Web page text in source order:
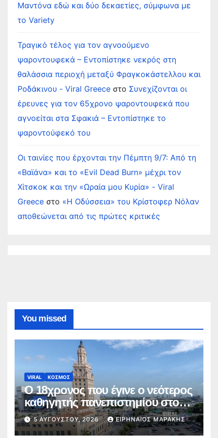
Μαντόνα εδώ και δύο δεκαετίες, σύμφωνα με
το Variety
Τραγικό τέλος για τον αγνοούμενο
ψαροντουφεκά – Εντοπίστηκε νεκρός στη
θαλάσσια περιοχή μεταξύ Φραγκοκάστελλου και
Ροδάκινου - Viral Greece στο Συνεχίζονται οι
έρευνες για τον 65χρονο ψαροντουφεκά που
αγνοείται στα Σφακιά – Εντοπίστηκε το
ψαροντούφεκό του
Οι ταινίες που έρχονται την Πέμπτη 9/7: Από τη
«Βαϊάνα» και το «Evil Dead Burn» μέχρι τον
Χίτσκοκ και την «Ωραία μου Κυρία» - Viral
Greece στο «Η Οδύσσεια» του Κρίστοφερ Νόλαν
αποθεώνεται από τις πρώτες κριτικές
You missed
VIRAL ΚΟΣΜΟΣ
Ο 18χρονος που έγινε ο νεότερος
καθηγητής πανεπιστημίου στον
κόσμο
5 ΑΥΓΟΎΣΤΟΥ, 2026 ΕΙΡΗΝΑΊΟΣ ΜΑΡΆΚΗΣ